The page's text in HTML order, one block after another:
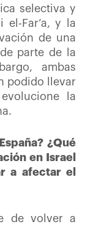
selectiva y
el-Far’a, y la
de una
parte de la
ambas
podido llevar
la
¿Qué
en Israel
a afectar el
de volver a